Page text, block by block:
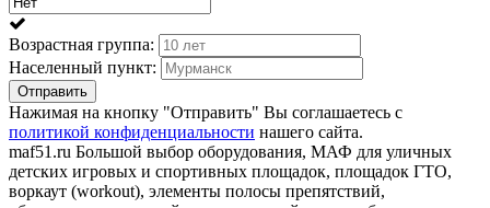
Возрастная группа:
Населенный пункт:
Отправить
Нажимая на кнопку "Отправить" Вы соглашаетесь с
политикой конфиденциальности нашего сайта.
maf51.ru Большой выбор оборудования, МАФ для уличных
детских игровых и спортивных площадок, площадок ГТО,
воркаут (workout), элементы полосы препятствий,